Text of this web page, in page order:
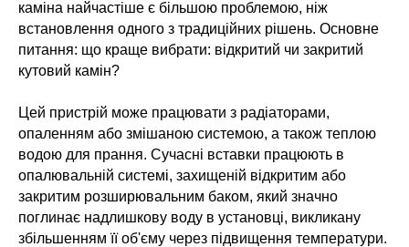
каміна найчастіше є більшою проблемою, ніж
встановлення одного з традиційних рішень. Основне
питання: що краще вибрати: відкритий чи закритий
кутовий камін?
Цей пристрій може працювати з радіаторами,
опаленням або змішаною системою, а також теплою
водою для прання. Сучасні вставки працюють в
опалювальній системі, захищеній відкритим або
закритим розширювальним баком, який значно
поглинає надлишкову воду в установці, викликану
збільшенням її об'єму через підвищення температури.